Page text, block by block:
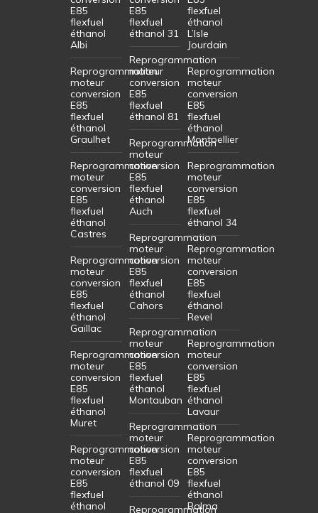
E85
flexfuel
éthanol
Albi
Reprogrammation
moteur
conversion
E85
flexfuel
éthanol
Graulhet
Reprogrammation
moteur
conversion
E85
flexfuel
éthanol
Castres
Reprogrammation
moteur
conversion
E85
flexfuel
éthanol
Gaillac
Reprogrammation
moteur
conversion
E85
flexfuel
éthanol
Muret
Reprogrammation
moteur
conversion
E85
flexfuel
éthanol
E85
flexfuel
éthanol 31
Reprogrammation
moteur
conversion
E85
flexfuel
éthanol 81
Reprogrammation
moteur
conversion
E85
flexfuel
éthanol
Auch
Reprogrammation
moteur
conversion
E85
flexfuel
éthanol
Cahors
Reprogrammation
moteur
conversion
E85
flexfuel
éthanol
Montauban
Reprogrammation
moteur
conversion
E85
flexfuel
éthanol 09
Reprogrammation
flexfuel
éthanol
L’Isle
Jourdain
Reprogrammation
moteur
conversion
E85
flexfuel
éthanol
Montpellier
Reprogrammation
moteur
conversion
E85
flexfuel
éthanol 34
Reprogrammation
moteur
conversion
E85
flexfuel
éthanol
Revel
Reprogrammation
moteur
conversion
E85
flexfuel
éthanol
Lavaur
Reprogrammation
moteur
conversion
E85
flexfuel
éthanol
Balma